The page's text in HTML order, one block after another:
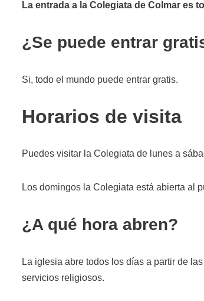
La entrada a la Colegiata de Colmar es
¿Se puede entrar
Si, todo el mundo puede entrar gratis.
Horarios de visita
Puedes visitar la Colegiata de lunes a
Los domingos la Colegiata está abierta al
¿A qué hora abren?
La iglesia abre todos los días a partir de
servicios religiosos.